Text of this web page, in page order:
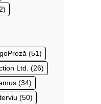
(51)
Ltd. (26)
(34)
(50)